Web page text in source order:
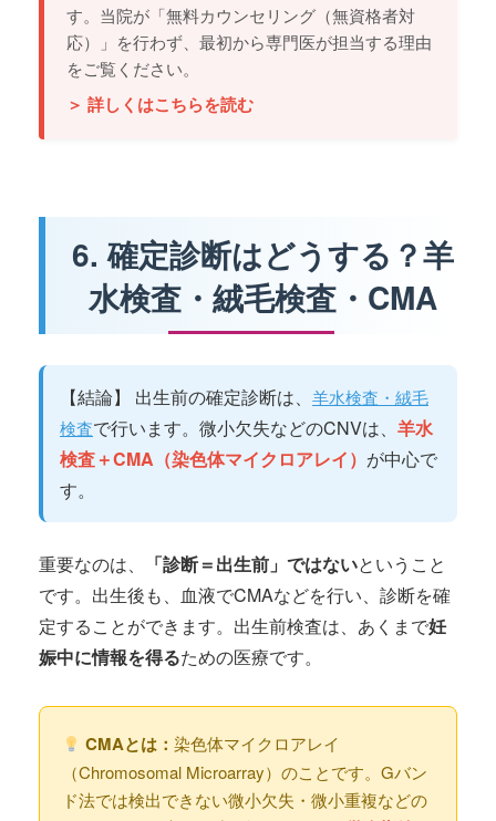
す。当院が「無料カウンセリング（無資格者対
応）」を行わず、最初から専門医が担当する理由
をご覧ください。
＞ 詳しくはこちらを読む
6. 確定診断はどうする？羊
水検査・絨毛検査・CMA
【結論】 出生前の確定診断は、 羊水検査・絨毛
検査で行います。微小欠失などのCNVは、 羊水
検査＋CMA（染色体マイクロアレイ） が中心で
す。
重要なのは、 「診断＝出生前」ではないということ
です。出生後も、血液でCMAなどを行い、診断を確
定することができます。出生前検査は、あくまで妊
娠中に情報を得るための医療です。
CMAとは：染色体マイクロアレイ
（Chromosomal Microarray）のことです。Gバン
ド法では検出できない微小欠失・微小重複などの